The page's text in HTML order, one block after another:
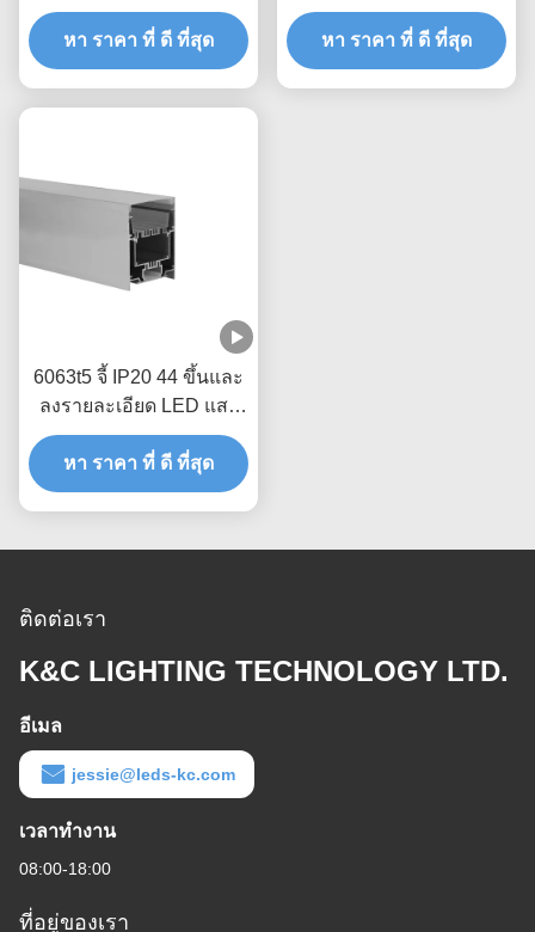
หา ราคา ที่ ดี ที่สุด
Profie สำหรับไฟขึ้นและลง
หา ราคา ที่ ดี ที่สุด
6063t5 จี้ IP20 44 ขึ้นและ
ลงรายละเอียด LED แสง
สว่าง
หา ราคา ที่ ดี ที่สุด
ติดต่อเรา
K&C LIGHTING TECHNOLOGY LTD.
อีเมล
jessie@leds-kc.com
เวลาทํางาน
08:00-18:00
ที่อยู่ของเรา